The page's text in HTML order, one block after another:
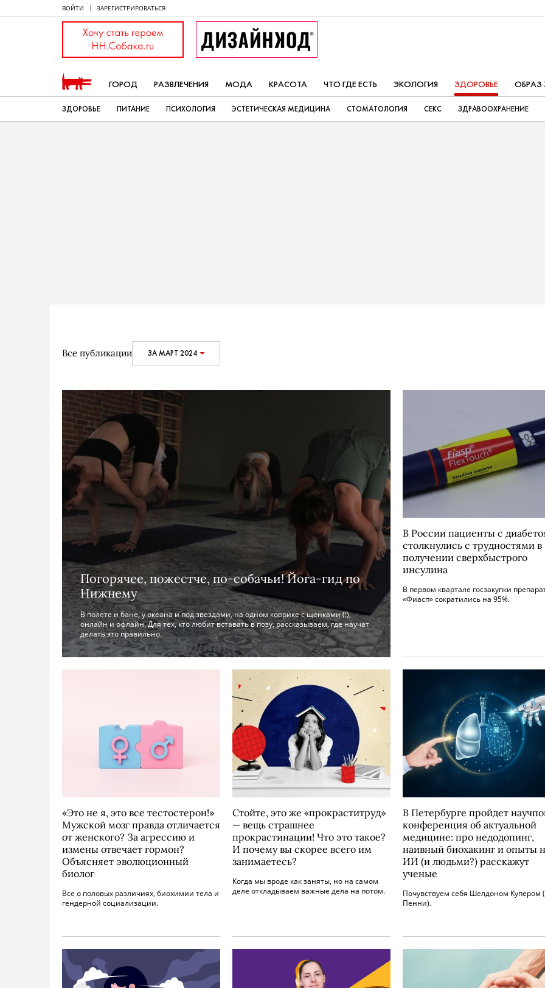
ВОЙТИ ЗАРЕГИСТРИРОВАТЬСЯ
ГОРОД РАЗВЛЕЧЕНИЯ МОДА КРАСОТА ЧТО ГДЕ ЕСТЬ ЭКОЛОГИЯ ЗДОРОВЬЕ
ЗДОРОВЬЕ ПИТАНИЕ ПСИХОЛОГИЯ ЭСТЕТИЧЕСКАЯ МЕДИЦИНА СТОМАТОЛОГИЯ СЕКС ЗДРАВООХРАНЕНИЕ
Все публикации ЗА МАРТ 2024
Погорячее, пожестче, по-собачьи! Йога-гид по
Нижнему
В полете и бане, у океана и под звездами, на одном коврике с щенками (!),
онлайн и офлайн. Для тех, кто любит вставать в позу, рассказываем, где научат
делать это правильно.
В России пациенты с
столкнулись с трудностями в
получении сверхбыстрого
инсулина
В первом квартале госзакупки
«Фиасп» сократились на 95%.
«Это не я, это все тестостерон!»
Мужской мозг правда отличается
от женского? За агрессию и
измены отвечает гормон?
Объясняет эволюционный
биолог
Все о половых различиях, биохимии тела и
гендерной социализации.
Стойте, это же «прокраститруд»
— вещь страшнее
прокрастинации! Что это такое?
И почему вы скорее всего им
занимаетесь?
Когда мы вроде как заняты, но на самом
деле откладываем важные дела на потом.
В Петербурге пройдет
конференция об актуальной
медицине: про недодопинг,
наивный биохакинг и опыты
ИИ (и людьми?) расскажут
ученые
Почувствуем себя Шелдоном Купером
Пенни).